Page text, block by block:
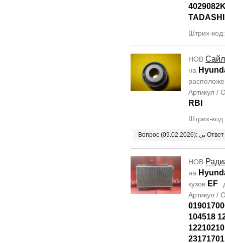
TADASHI
Штрих-
НОВ
на
Артикул /
RBI
Штрих-
Вопрос (09.02.2026): تى Ответ
НОВ
на
кузов EF
Артикул /
104518